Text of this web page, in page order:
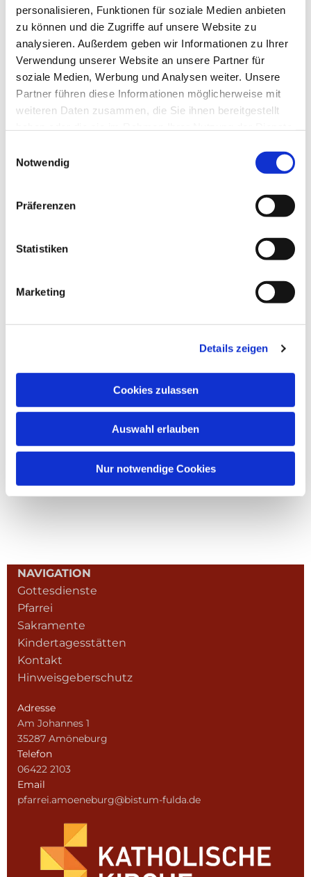
personalisieren, Funktionen für soziale Medien anbieten
zu können und die Zugriffe auf unsere Website zu
analysieren. Außerdem geben wir Informationen zu Ihrer
Verwendung unserer Website an unsere Partner für
soziale Medien, Werbung und Analysen weiter. Unsere
Partner führen diese Informationen möglicherweise mit
weiteren Daten zusammen, die Sie ihnen bereitgestellt
Notwendig
Präferenzen
Statistiken
Marketing
Details zeigen
Cookies zulassen
Auswahl erlauben
Nur notwendige Cookies
Dies könnte Sie auch
NAVIGATION
Gottesdienste
Pfarrei
Sakramente
Kindertagesstätten
Kontakt
Hinweisgeberschutz
Adresse
Am Johannes 1
35287 Amöneburg
Telefon
06422 2103
Email
pfarrei.amoeneburg@bistum-fulda.de